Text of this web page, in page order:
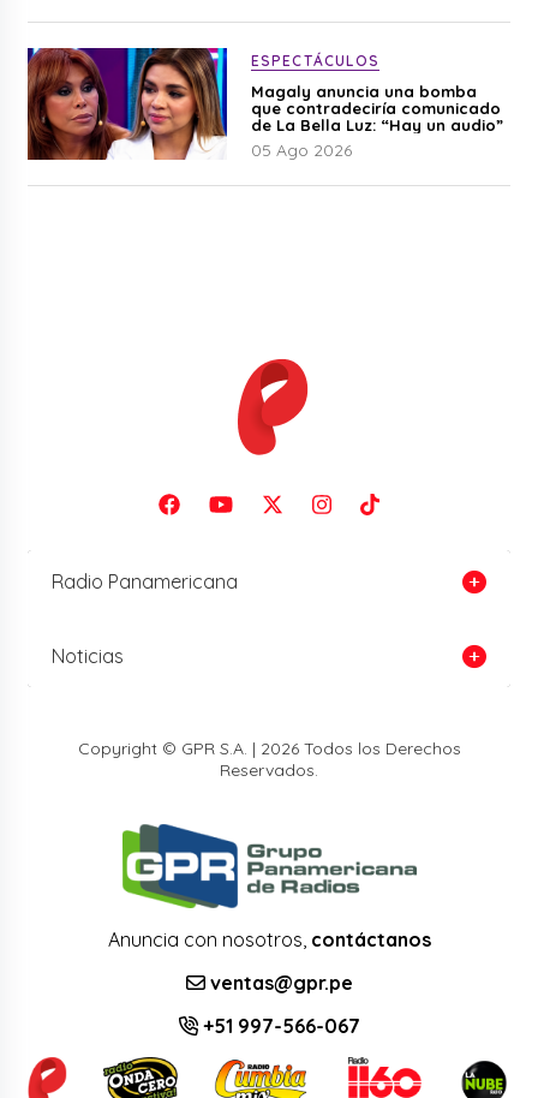
ESPECTÁCULOS
Magaly anuncia una bomba
que contradeciría comunicado
de La Bella Luz: “Hay un audio”
05 Ago 2026
Radio Panamericana
Noticias
Copyright © GPR S.A. | 2026 Todos los Derechos
Reservados.
Anuncia con nosotros, contáctanos
ventas@gpr.pe
+51 997-566-067